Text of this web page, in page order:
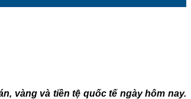
vàng và tiền tệ quốc tế ngày hôm nay.